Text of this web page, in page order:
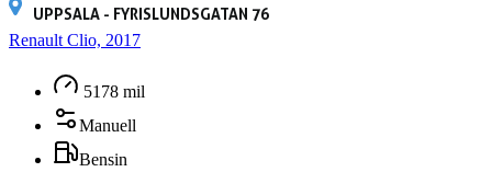
UPPSALA - FYRISLUNDSGATAN 76
Renault Clio, 2017
5178 mil
Manuell
Bensin